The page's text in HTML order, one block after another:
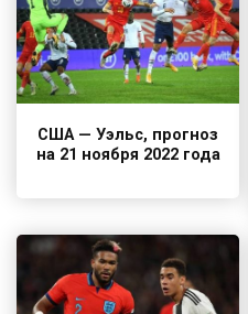
США — Уэльс, прогноз
на 21 ноября 2022 года